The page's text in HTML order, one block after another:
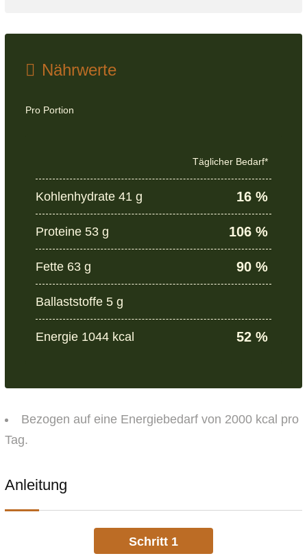
Nährwerte
Pro Portion
Täglicher Bedarf*
Kohlenhydrate 41 g 16 %
Proteine 53 g 106 %
Fette 63 g 90 %
Ballaststoffe 5 g
Energie 1044 kcal 52 %
Bezogen auf eine Energiebedarf von 2000 kcal pro
Tag.
Anleitung
Schritt 1